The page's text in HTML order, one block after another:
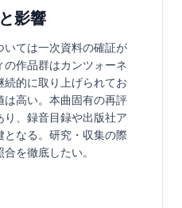
影響
ては一次資料の確証が
作品群はカンツォーネ
続的に取り上げられてお
は高い。本曲固有の再評
、録音目録や出版社ア
なる。研究・収集の際
を徹底したい。